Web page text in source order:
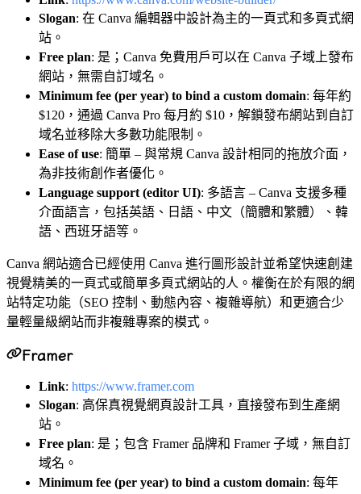
Slogan: 在 Canva 編輯器中設計為主的一頁式和多頁式網
站。
Free plan: 是；Canva 免費用戶可以在 Canva 子域上發布
網站，無需自訂域名。
Minimum fee (per year) to bind a custom domain: 每年約
$120，通過 Canva Pro 每月約 $10，解鎖發布網站到自訂
域名並移除大多數功能限制。
Ease of use: 簡單 – 與常規 Canva 設計相同的拖放介面，
為非技術創作者優化。
Language support (editor UI): 多語言 – Canva 支援多種
介面語言，包括英語、日語、中文（簡體和繁體）、韓
語、西班牙語等。
Canva 網站適合已經使用 Canva 進行圖形設計並希望快速創建
視覺精美的一頁式或簡單多頁式網站的人。權衡在於有限的網
站特定功能（SEO 控制、動態內容、複雜導航）和更適合少
量輕量級網站而非複雜專案的模式。
Framer
Link: https://www.framer.com
Slogan: 高保真視覺網頁設計工具，直接發布到生產網
站。
Free plan: 是；包含 Framer 品牌和 Framer 子域，無自訂
域名。
Minimum fee (per year) to bind a custom domain: 每年